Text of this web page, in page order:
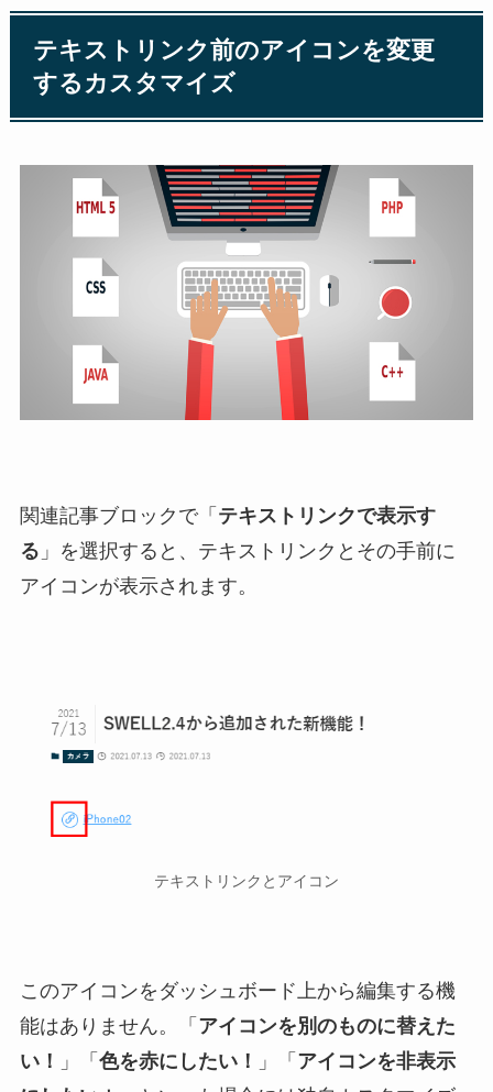
テキストリンク前のアイコンを変更
するカスタマイズ
関連記事ブロックで「 テキストリンクで表示す
る 」を選択すると、テキストリンクとその手前に
アイコンが表示されます。
テキストリンクとアイコン
このアイコンをダッシュボード上から編集する機
能はありません。「 アイコンを別のものに替えた
い！
」「 色を赤にしたい！ 」「 アイコンを非表示